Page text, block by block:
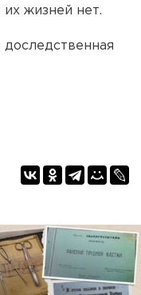
их жизней нет.
доследственная